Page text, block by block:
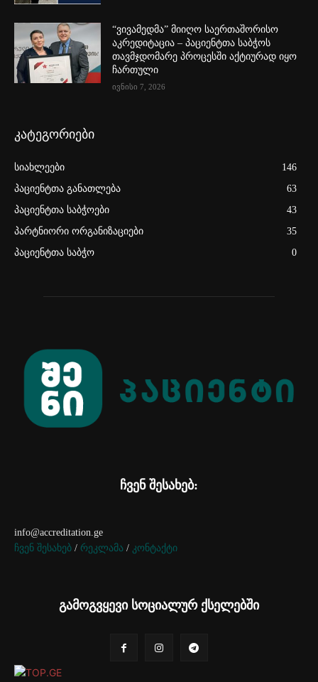
“ვივამედმა” მიიღო საერთაშორისო
აკრედიტაცია – პაციენტთა საბჭოს
თავმჯდომარე პროცესში აქტიურად იყო
ჩართული
ივნისი 7, 2026
კატეგორიები
სიახლეები
146
პაციენტთა განათლება
63
პაციენტთა საბჭოები
43
პარტნიორი ორგანიზაციები
35
პაციენტთა საბჭო
0
ჩვენ შესახებ:
info@accreditation.ge
ჩვენ შესახებ / რეკლამა / კონტაქტი
გამოგვყევი სოციალურ ქსელებში